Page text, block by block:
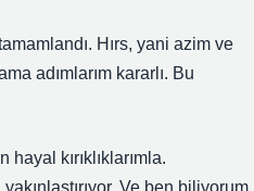
Hırs, yani azim ve
adımlarım kararlı. Bu
kırıklıklarımla.
Ve ben biliyorum